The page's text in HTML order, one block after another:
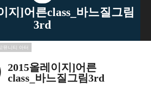
지]어른class_바느질그림
3rd
뮤니티 아터
2015올레이지]어른
class_바느질그림3rd